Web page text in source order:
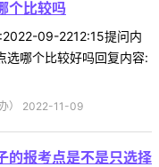
个比较吗
09-2212:15提问内
选哪个比较好吗回复内容:
） 2022-11-09
的报考点是不是只选择